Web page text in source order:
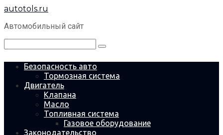
Перейти
контенту
autotols.ru
Автомобильный сайт
Безопасность авто
Тормозная система
Двигатель
Клапана
Масло
Топливная система
Газовое оборудование
Законодательство